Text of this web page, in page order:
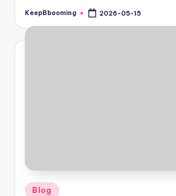
Posted
KeepBbooming 2026-05-15
Posted
Blog